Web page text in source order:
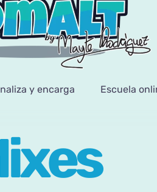
y encarga Escuela